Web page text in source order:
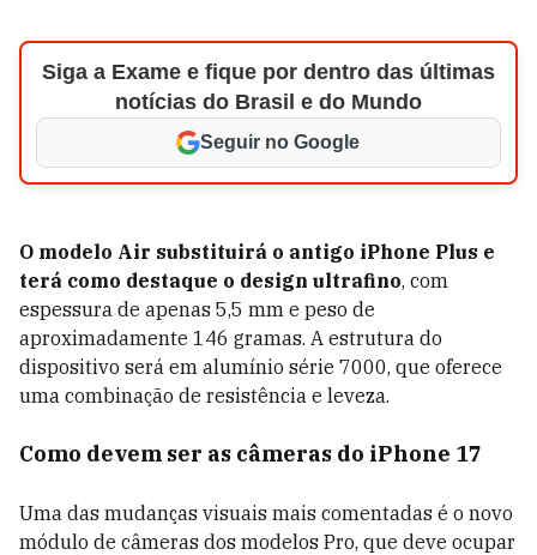
Siga a Exame e fique por dentro das últimas
notícias do Brasil e do Mundo
Seguir no Google
O modelo Air substituirá o antigo iPhone Plus e
terá como destaque o design ultrafino, com
espessura de apenas 5,5 mm e peso de
aproximadamente 146 gramas. A estrutura do
dispositivo será em alumínio série 7000, que oferece
uma combinação de resistência e leveza.
Como devem ser as câmeras do iPhone 17
Uma das mudanças visuais mais comentadas é o novo
módulo de câmeras dos modelos Pro, que deve ocupar